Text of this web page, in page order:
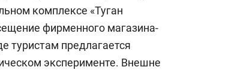
комплексе «Туган
фирменного магазина-
туристам предлагается
эксперименте. Внешне